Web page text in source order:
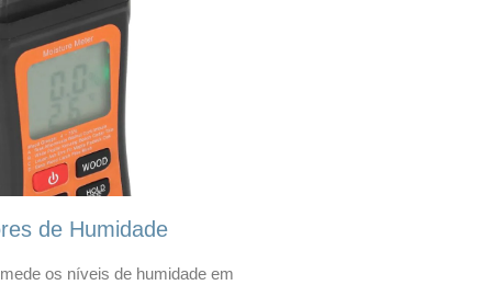
de Humidade
os níveis de humidade em